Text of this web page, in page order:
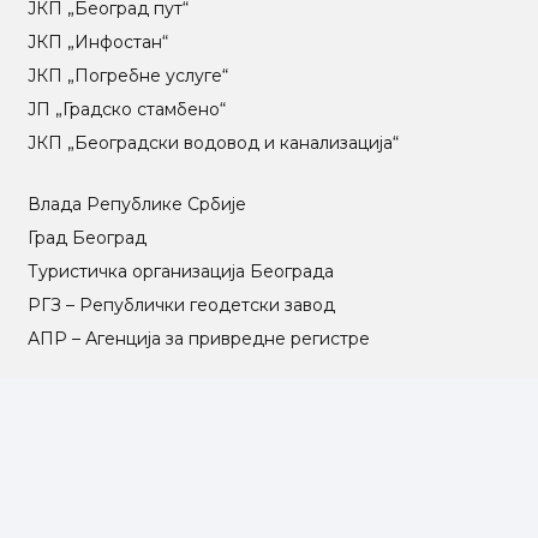
ЈКП „Београд пут“
ЈКП „Инфостан“
ЈКП „Погребне услуге“
ЈП „Градско стамбено“
ЈКП „Београдски водовод и канализација“
Влада Републике Србије
Град Београд
Туристичка организација Београда
РГЗ – Републички геодетски завод
АПР – Агенција за привредне регистре